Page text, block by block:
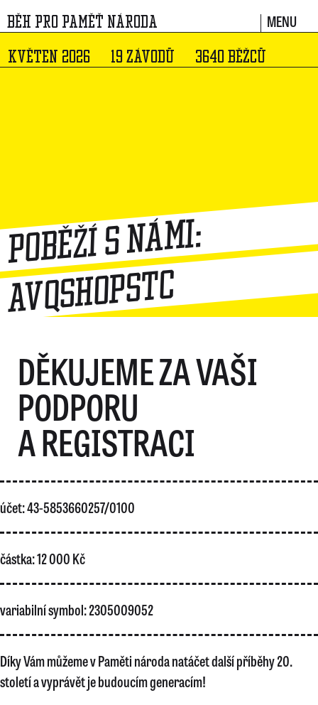
BĚH PRO PAMĚŤ NÁRODA MENU
KVĚTEN 2026 19 ZÁVODŮ 3640 BĚŽCŮ
Poběží s námi:
avqshopstc
DĚKUJEME ZA VAŠI
PODPORU
A REGISTRACI
účet: 43-5853660257/0100
částka: 12 000 Kč
variabilní symbol: 2305009052
Díky Vám můžeme v Paměti národa natáčet další příběhy 20.
století a vyprávět je budoucím generacím!